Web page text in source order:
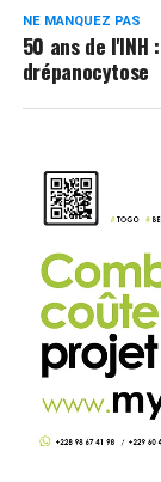
NE MANQUEZ PAS
50 ans de
drépanocytose